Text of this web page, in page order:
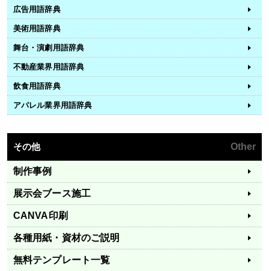
広告用語辞典
美術用語辞典
舞台・演劇用語辞典
不動産業界用語辞典
飲食用語辞典
アパレル業界用語辞典
その他 Other
制作事例
展示会ブース施工
CANVA印刷
各種用紙・資材のご説明
無料テンプレート一覧